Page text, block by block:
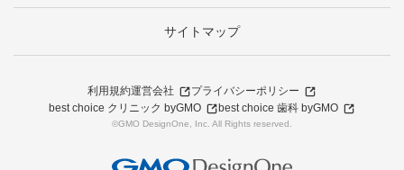
サイトマップ
利用規約運営会社
プライバシーポリシー
best choice クリニック byGMO
best choice 歯科 byGMO
©GMO DesignOne, Inc. All Rights reserved.